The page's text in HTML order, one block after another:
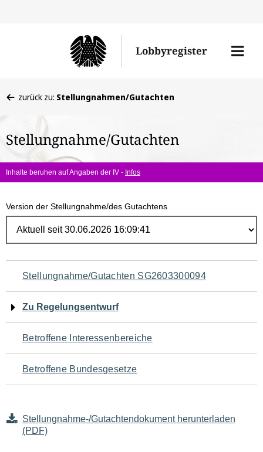
Lobbyregister
Menü
befinden
hier:
zurück zu: Stellungnahmen/Gutachten
Stellungnahme/Gutachten
Inhalte beruhen auf Angaben der IV - Infos
Version der Stellungnahme/des Gutachtens
Navigation
für
den
Seiteninhalt
Stellungnahme/Gutachten SG2603300094
Zu Regelungsentwurf
Betroffene Interessenbereiche
Betroffene Bundesgesetze
Stellungnahme-/Gutachtendokument herunterladen
(PDF)